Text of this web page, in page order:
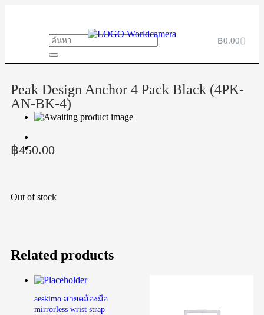
฿0.000
Peak Design Anchor 4 Pack Black (4PK-
AN-BK-4)
฿450.00
Out of stock
Related products
aeskimo สายคล้องมือ
mirrorless wrist strap